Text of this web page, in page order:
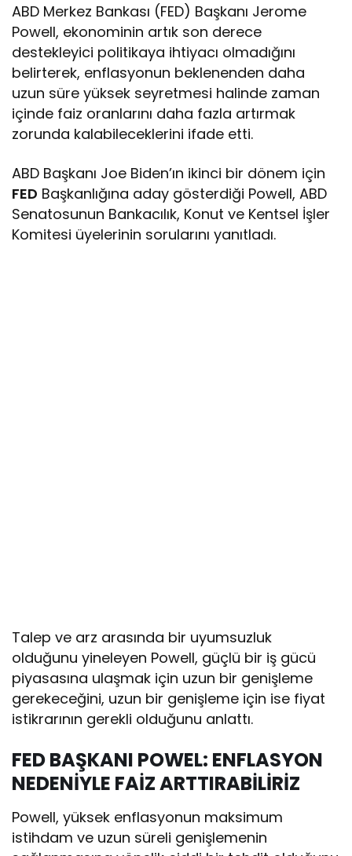
ABD Merkez Bankası (FED) Başkanı Jerome
Powell, ekonominin artık son derece
destekleyici politikaya ihtiyacı olmadığını
belirterek, enflasyonun beklenenden daha
uzun süre yüksek seyretmesi halinde zaman
içinde faiz oranlarını daha fazla artırmak
zorunda kalabileceklerini ifade etti.
ABD Başkanı Joe Biden’ın ikinci bir dönem için
FED Başkanlığına aday gösterdiği Powell, ABD
Senatosunun Bankacılık, Konut ve Kentsel İşler
Komitesi üyelerinin sorularını yanıtladı.
Talep ve arz arasında bir uyumsuzluk
olduğunu yineleyen Powell, güçlü bir iş gücü
piyasasına ulaşmak için uzun bir genişleme
gerekeceğini, uzun bir genişleme için ise fiyat
istikrarının gerekli olduğunu anlattı.
FED BAŞKANI POWEL: ENFLASYON
NEDENİYLE FAİZ ARTTIRABİLİRİZ
Powell, yüksek enflasyonun maksimum
istihdam ve uzun süreli genişlemenin